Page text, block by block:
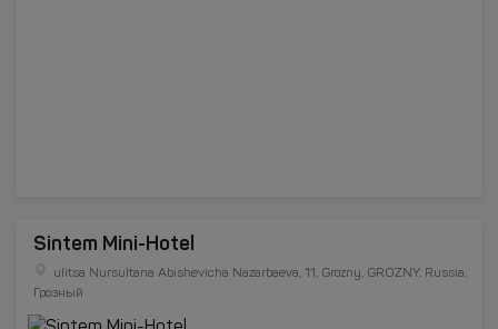
Sintem Mini-Hotel
ulitsa Nursultana Abishevicha Nazarbaeva, 11, Grozny, GROZNY, Russia,
Грозный